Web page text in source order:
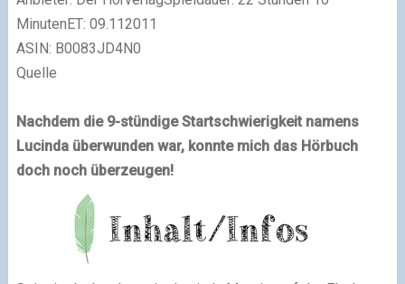
MinutenET: 09.112011
ASIN: B0083JD4N0
Quelle
Nachdem die 9-stündige Startschwierigkeit namens
Lucinda überwunden war, konnte mich das Hörbuch
doch noch überzeugen!